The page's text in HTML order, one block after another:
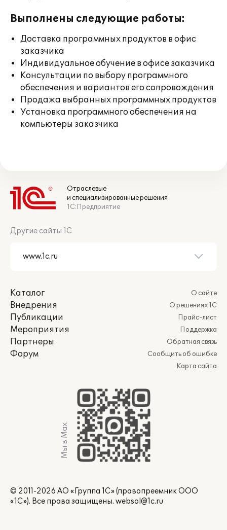
Выполнены следующие работы:
Доставка программных продуктов в офис
заказчика
Индивидуальное обучение в офисе заказчика
Консультации по выбору программного
обеспечения и вариантов его сопровождения
Продажа выбранных программных продуктов
Установка программного обеспечения на
компьютеры заказчика
Отраслевые
и специализированные решения
1С:Предприятие
Другие сайты 1С
Каталог
Внедрения
Публикации
Мероприятия
Партнеры
Форум
О сайте
О решениях 1С
Прайс-лист
Поддержка
Обратная связь
Сообщить об ошибке
Карта сайта
Мы в Max
© 2011-2026 АО «Группа 1С» (правопреемник ООО
«1С»). Все права защищены. websol@1c.ru